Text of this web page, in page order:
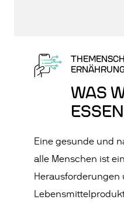
WAS
Eine gesunde und
alle Menschen ist
Herausforderungen